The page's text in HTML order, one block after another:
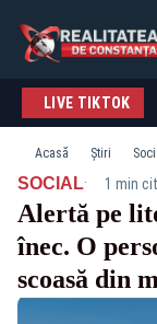
LIVE TIKTOK
Acasă Știri
SOCIAL· 1 min
Alertă pe
înec. O
scoasă din